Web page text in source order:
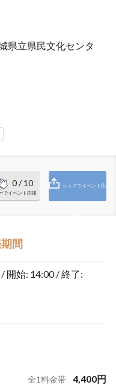
県立県民文化センタ
0/ 10
でイベント応援
シェアでイベント応
間
開始: 14:00 / 終了:
全1料金帯 4,400円